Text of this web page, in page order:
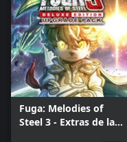
Fuga: Melodies of
Steel 3 - Extras de la